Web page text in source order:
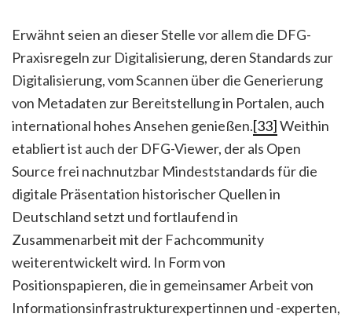
Erwähnt seien an dieser Stelle vor allem die DFG-
Praxisregeln zur Digitalisierung, deren Standards zur
Digitalisierung, vom Scannen über die Generierung
von Metadaten zur Bereitstellung in Portalen, auch
international hohes Ansehen genießen.[33]Weithin
etabliert ist auch der DFG-Viewer, der als Open
Source frei nachnutzbar Mindeststandards für die
digitale Präsentation historischer Quellen in
Deutschland setzt und fortlaufend in
Zusammenarbeit mit der Fachcommunity
weiterentwickelt wird. In Form von
Positionspapieren, die in gemeinsamer Arbeit von
Informationsinfrastrukturexpertinnen und -experten,